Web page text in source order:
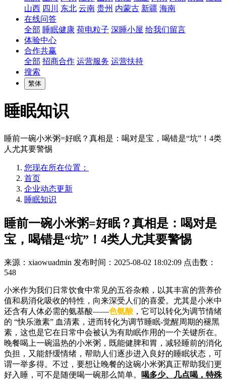
山西 四川 东北 云南 贵州 内蒙古 新疆 海南
在线问答
全部 睡眠健康 荷电粒子 深睡小屋 给我们留言
体验中心
合作共赢
全部 招商合作 运营服务 运营扶持
搜索
繁体
睡眠知识
睡前一碗小米粥=好眠？真相是：喝对是宝，喝错是“坑”！4类
人尤其要警惕
您现在所在位置：
首页
企业动态更新
睡眠知识
睡前一碗小米粥=好眠？真相是：喝对是
宝，喝错是“坑”！4类人尤其要警惕
来源：xiaowuadmin 发布时间：2025-08-02 18:02:09 点击数：
548
小米作为我们日常饮食中常见的五谷杂粮，以其丰富的营养价
值和易消化吸收的特性，向来深受人们的喜爱。尤其是小米中
还含有人体必需的氨基酸——色氨酸 ，它可以转化为调节情绪
的 “快乐激素” 血清素，进而转化为调节睡眠-觉醒周期的褪黑
素，这也是它在日常中会被认为有助眠作用的一个关键所在。
晚餐喝上一碗温热的小米粥，既能健脾和胃，减轻睡前的消化
负担，又能舒缓情绪，帮助人们逐步进入良好的睡眠状态，可
谓一举多得。不过，要想让晚餐的这碗小米粥真正帮助我们更
好入睡，可不是随便喝一碗那么简单。
喝多少、几点喝，特殊